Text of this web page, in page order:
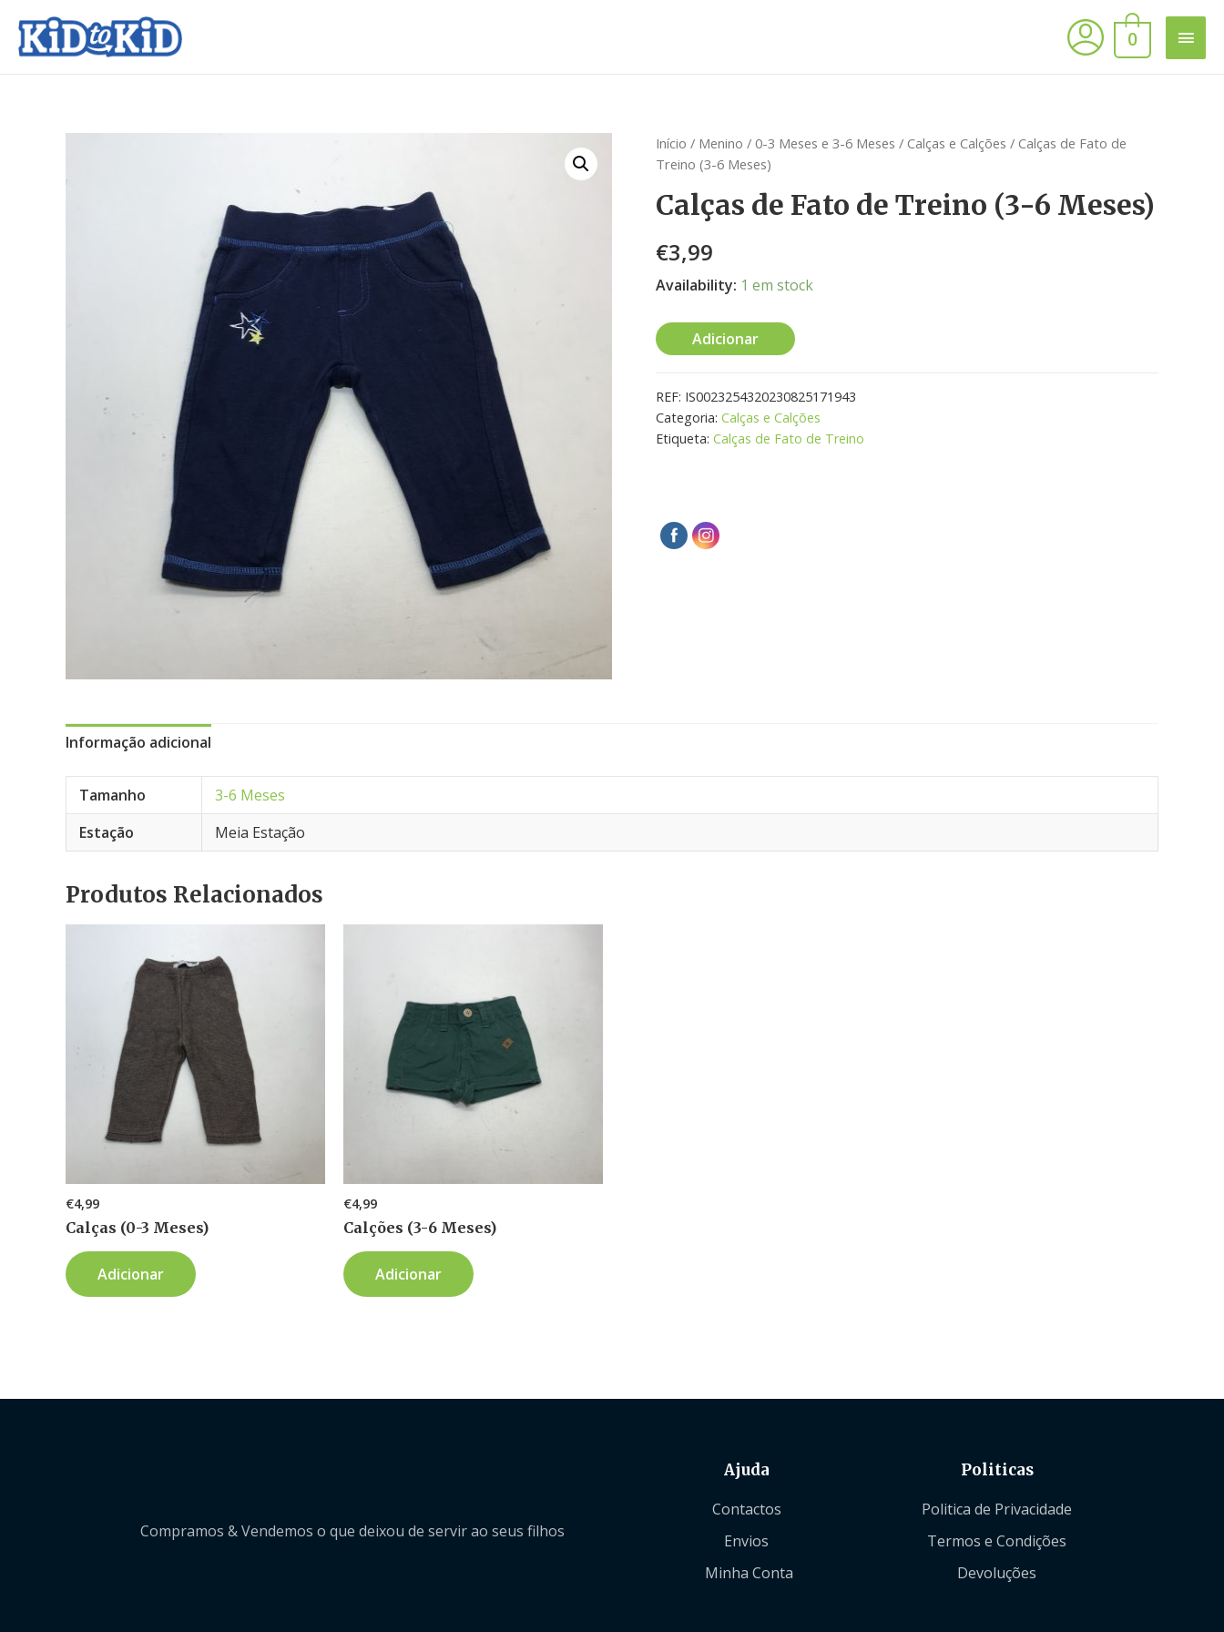
0
Início / Menino / 0-3 Meses e 3-6 Meses / Calças e Calções / Calças de Fato de
Treino (3-6 Meses)
Calças de Fato de Treino (3-6 Meses)
€3,99
Availability: 1 em stock
Adicionar
REF: IS0023254320230825171943
Categoria: Calças e Calções
Etiqueta: Calças de Fato de Treino
Informação adicional
Tamanho
3-6 Meses
Estação
Meia Estação
Produtos Relacionados
€4,99
Calças (0-3 Meses)
Adicionar
€4,99
Calções (3-6 Meses)
Adicionar
Compramos & Vendemos o que deixou de servir ao seus filhos
Ajuda
Contactos
Envios
Minha Conta
Politicas
Politica de Privacidade
Termos e Condições
Devoluções